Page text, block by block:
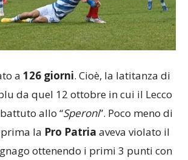
a 126 giorni. Cioè, la latitanza di
da quel 12 ottobre in cui il Lecco
allo “Speroni”. Poco meno di
la Pro Patria aveva violato il
ottenendo i primi 3 punti con